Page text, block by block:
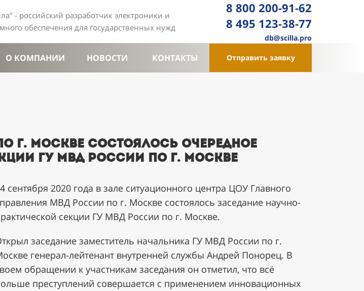
- российский разработчик электроники и
обеспечения для государственных нужд
8 800 200-91-62
8 495 123-38-77
db@scilla.pro
О КОМПАНИИ НОВОСТИ КОНТАКТЫ Отправить заявку
г. Москве состоялось очередное
ГУ МВД России по г. Москве
сентября 2020 года в зале ситуационного центра ЦОУ Главного
МВД России по г. Москве состоялось заседание научно-
секции ГУ МВД России по г. Москве.
заседание заместитель начальника ГУ МВД России по г.
генерал-лейтенант внутренней службы Андрей Понорец. В
обращении к участникам заседания он отметил, что всё
преступлений совершается с применением инновационных